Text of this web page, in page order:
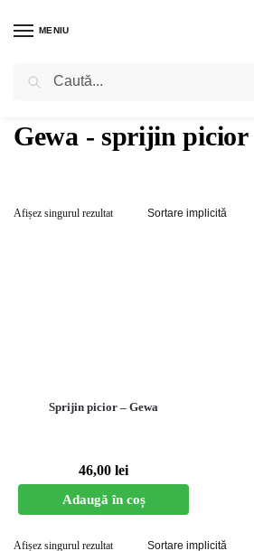
MENIU
Gewa - sprijin picior
Afișez singurul rezultat
Sprijin picior – Gewa
46,00 lei
Adaugă în coș
Afișez singurul rezultat